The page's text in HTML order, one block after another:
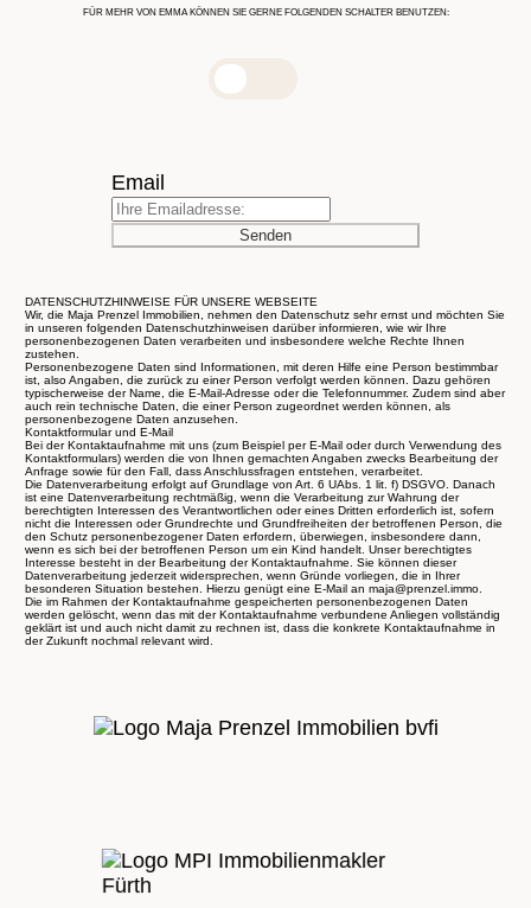
FÜR MEHR VON EMMA KÖNNEN SIE GERNE FOLGENDEN SCHALTER BENUTZEN:
Email
Senden
DATENSCHUTZHINWEISE FÜR UNSERE WEBSEITE
Wir, die Maja Prenzel Immobilien, nehmen den Datenschutz sehr ernst und möchten Sie
in unseren folgenden Datenschutzhinweisen darüber informieren, wie wir Ihre
personenbezogenen Daten verarbeiten und insbesondere welche Rechte Ihnen
zustehen.
Personenbezogene Daten sind Informationen, mit deren Hilfe eine Person bestimmbar
ist, also Angaben, die zurück zu einer Person verfolgt werden können. Dazu gehören
typischerweise der Name, die E-Mail-Adresse oder die Telefonnummer. Zudem sind aber
auch rein technische Daten, die einer Person zugeordnet werden können, als
personenbezogene Daten anzusehen.
Kontaktformular und E-Mail
Bei der Kontaktaufnahme mit uns (zum Beispiel per E-Mail oder durch Verwendung des
Kontaktformulars) werden die von Ihnen gemachten Angaben zwecks Bearbeitung der
Anfrage sowie für den Fall, dass Anschlussfragen entstehen, verarbeitet.
Die Datenverarbeitung erfolgt auf Grundlage von Art. 6 UAbs. 1 lit. f) DSGVO. Danach
ist eine Datenverarbeitung rechtmäßig, wenn die Verarbeitung zur Wahrung der
berechtigten Interessen des Verantwortlichen oder eines Dritten erforderlich ist, sofern
nicht die Interessen oder Grundrechte und Grundfreiheiten der betroffenen Person, die
den Schutz personenbezogener Daten erfordern, überwiegen, insbesondere dann,
wenn es sich bei der betroffenen Person um ein Kind handelt. Unser berechtigtes
Interesse besteht in der Bearbeitung der Kontaktaufnahme. Sie können dieser
Datenverarbeitung jederzeit widersprechen, wenn Gründe vorliegen, die in Ihrer
besonderen Situation bestehen. Hierzu genügt eine E-Mail an maja@prenzel.immo.
Die im Rahmen der Kontaktaufnahme gespeicherten personenbezogenen Daten
werden gelöscht, wenn das mit der Kontaktaufnahme verbundene Anliegen vollständig
geklärt ist und auch nicht damit zu rechnen ist, dass die konkrete Kontaktaufnahme in
der Zukunft nochmal relevant wird.